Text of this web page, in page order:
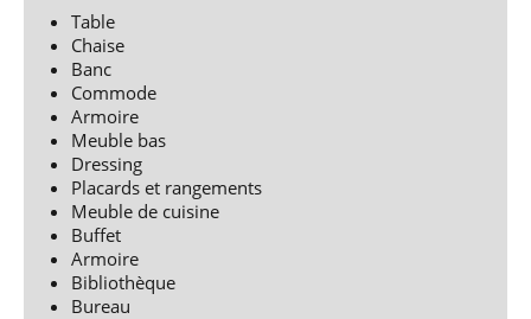
Table
Chaise
Banc
Commode
Armoire
Meuble bas
Dressing
Placards et rangements
Meuble de cuisine
Buffet
Armoire
Bibliothèque
Bureau